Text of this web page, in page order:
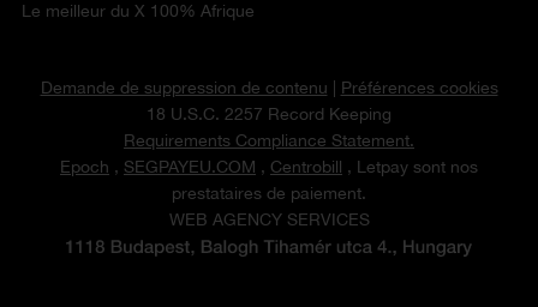
Le meilleur du X 100% Afrique
Demande de suppression de contenu
Préférences cookies
18 U.S.C. 2257 Record Keeping
Requirements Compliance Statement.
Epoch , SEGPAYEU.COM , Centrobill , Letpay sont nos
prestataires de paiement.
WEB AGENCY SERVICES